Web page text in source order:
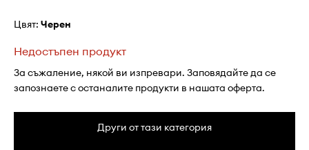
Цвят: черен
Недостъпен продукт
За съжаление, някой ви изпревари. Заповядайте да се
запознаете с останалите продукти в нашата оферта.
Други от тази категория